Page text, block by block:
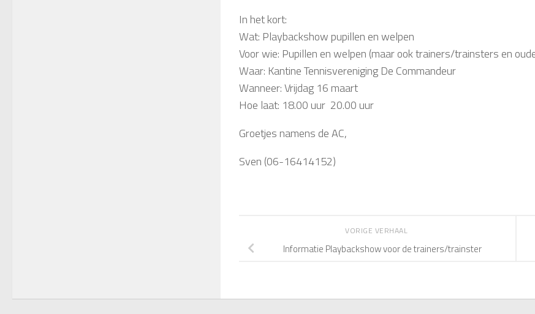
In het kort:
Wat: Playbackshow pupillen en welpen
Voor wie: Pupillen en welpen (maar ook trainers/trainsters en
Waar: Kantine Tennisvereniging De Commandeur
Wanneer: Vrijdag 16 maart
Hoe laat: 18.00 uur  20.00 uur
Groetjes namens de AC,
Sven (06-16414152)
VORIGE VERHAAL
Informatie Playbackshow voor de trainers/trainster